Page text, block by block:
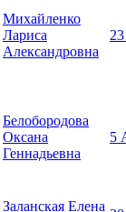
Михайленко
Лариса
Александровна
Белобородова
Оксана
Геннадьевна
5
Заланская Елена